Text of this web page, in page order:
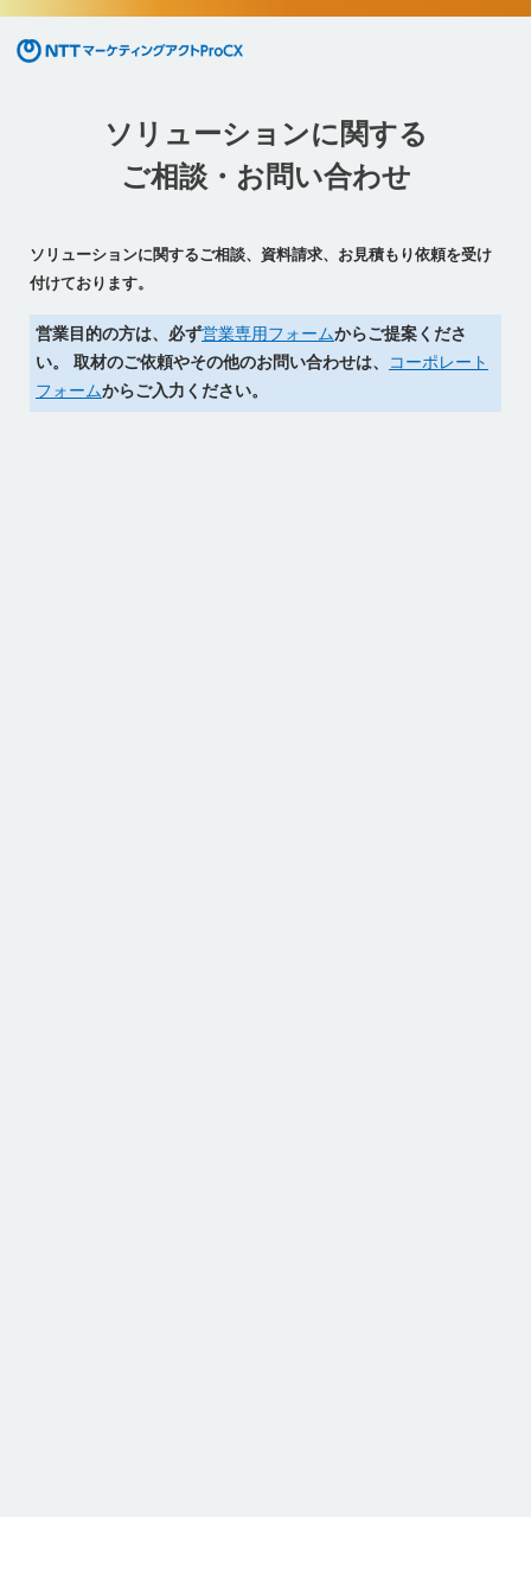
NTTマーケティングアクトProCX
ソリューションに関する
ご相談・お問い合わせ
ソリューションに関するご相談、資料請求、お見積もり依頼を受け
付けております。
営業目的の方は、必ず営業専用フォームからご提案くださ
い。
取材のご依頼やその他のお問い合わせは、
コーポレート
フォームからご入力ください。